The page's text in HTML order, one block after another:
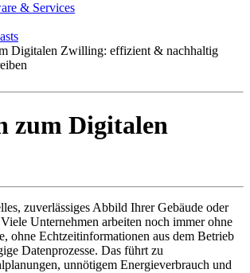
& Services
Digitalen Zwilling: effizient & nachhaltig
zum Digitalen
zuverlässiges Abbild Ihrer Gebäude oder
Unternehmen arbeiten noch immer ohne
ohne Echtzeitinformationen aus dem Betrieb
Datenprozesse. Das führt zu
unnötigem Energieverbrauch und